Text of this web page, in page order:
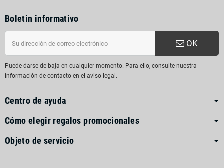
Boletin informativo
OK
Puede darse de baja en cualquier momento. Para ello, consulte nuestra
información de contacto en el aviso legal.
Centro de ayuda
Cómo elegir regalos promocionales
Objeto de servicio